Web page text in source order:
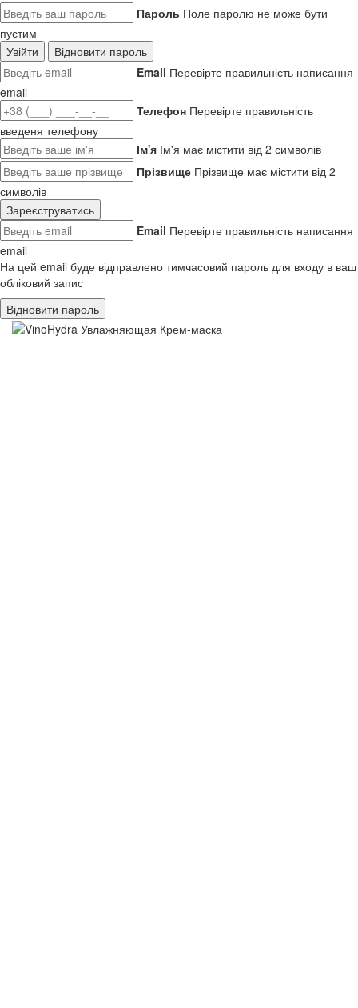
Пароль Поле паролю не може бути
пустим
Увійти
Відновити пароль
Email Перевірте правильність написання
email
Телефон Перевірте правильність
введеня телефону
Ім'я Ім'я має містити від 2 символів
Прізвище Прізвище має містити від 2
символів
Зареєструватись
Email Перевірте правильність написання
email
На цей email буде відправлено тимчасовий пароль для входу в ваш
обліковий запис
Відновити пароль